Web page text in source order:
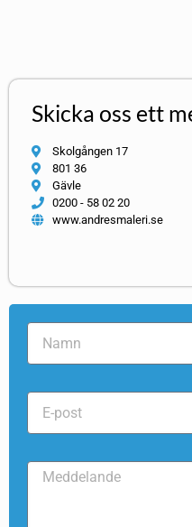
Skicka oss ett
Skolgången 17
801 36
Gävle
0200 - 58 02 20
www.andresmaleri.se